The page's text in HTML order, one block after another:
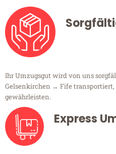
Ihr Umzugsgut wird von uns
Gelsenkirchen → Fife
gewährleisten.
Express